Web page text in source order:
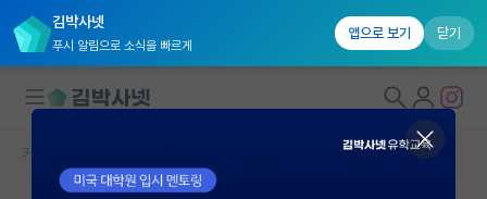
김박사넷
푸시 알림으로 소식을 빠르게
앱으로 보기 닫기
대학원생 모집
커뮤니티 홈